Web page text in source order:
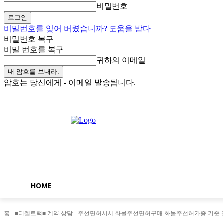
비밀번호
비밀번호를 잊어 버렸습니까? 도움을 받다
비밀번호 복구
비밀 번호를 복구
귀하의 이메일
암호는 당신에게 - 이메일 발송됩니다.
HOME
홈 ■디젤트럭■ 계약.상담 주선면허시세 화물주선면허구매 화물주선허가증 기준